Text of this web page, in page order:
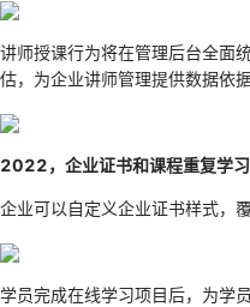
讲师授课行为将在管理后台全面
估，为企业讲师管理提供数据依据
2022，企业证书和课程重复学习
企业可以自定义企业证书样式，
学员完成在线学习项目后，为学